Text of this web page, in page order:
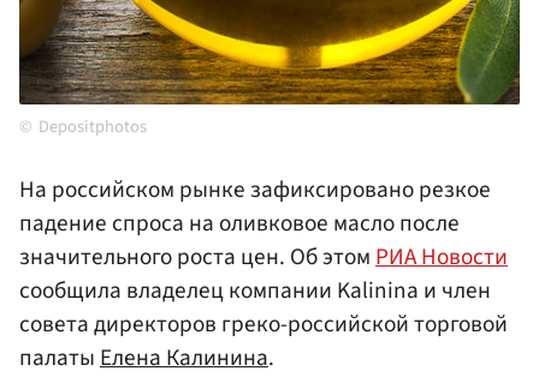
Depositphotos
На российском рынке зафиксировано резкое
падение спроса на оливковое масло после
значительного роста цен. Об этомРИА Новости
сообщила владелец компании Kalinina и член
совета директоров греко-российской торговой
палатыЕлена Калинина.